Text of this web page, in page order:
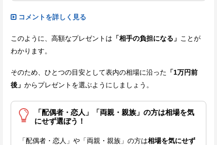
コメントを詳しく見る
このように、高額なプレゼントは 「相手の負担になる」 ことが
わかります。
そのため、ひとつの目安として表内の相場に沿った 「1万円前
後」 からプレゼントを選ぶようにしましょう。
「配偶者・恋人」「両親・親族」の方は相場を気
にせず選ぼう！
「配偶者・恋人」や「両親・親族」の方は相場を気にせず